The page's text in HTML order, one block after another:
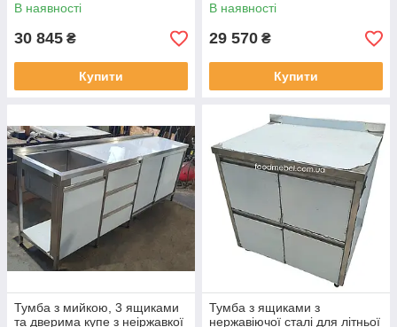
В наявності
30 845 ₴
Купити
В наявності
29 570 ₴
Купити
Тумба з мийкою, 3 ящиками
та дверима купе з неіржавкої
Тумба з ящиками з
нержавіючої сталі для літньої